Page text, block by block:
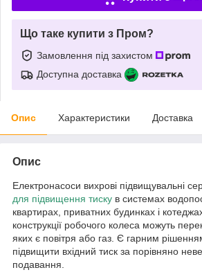
Що таке купити з Пром?
Замовлення під захистом
Доступна доставка
Опис Характеристики Доставка
Опис
Електронасоси вихрові підвищувальні
для підвищення тиску в системах
квартирах, приватних будинках і
конструкції робочого колеса можуть
яких є повітря або газ. Є гарним
підвищити вхідний тиск за порівняно
подавання.